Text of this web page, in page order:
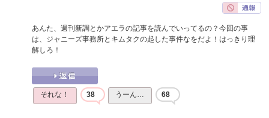
あんた、週刊新調とかアエラの記事を読んでいってるの？今回の事
は、ジャニーズ事務所とキムタクの起した事件なをだよ！はっきり理
解しろ！
それな！ 38 うーん… 68